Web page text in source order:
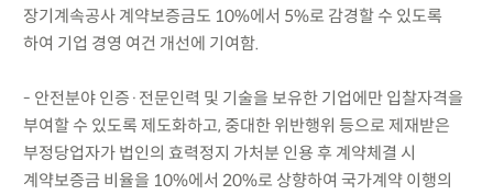
장기계속공사 계약보증금도 10%에서 5%로 감경할 수 있도록
하여 기업 경영 여건 개선에 기여함.
- 안전분야 인증·전문인력 및 기술을 보유한 기업에만 입찰자격을
부여할 수 있도록 제도화하고, 중대한 위반행위 등으로 제재받은
부정당업자가 법인의 효력정지 가처분 인용 후 계약체결 시
계약보증금 비율을 10%에서 20%로 상향하여 국가계약 이행의